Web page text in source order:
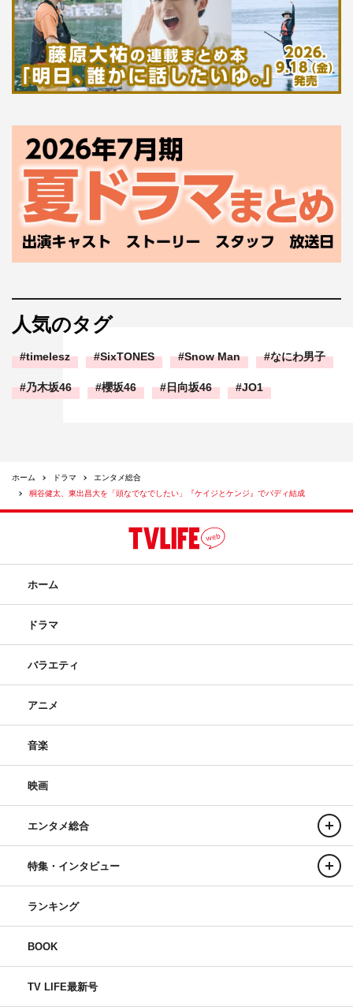
人気のタグ
timelesz SixTONES Snow Man なにわ男子
乃木坂46 櫻坂46 日向坂46 JO1
ホーム ドラマ
エンタメ総合
桐谷健太、東出昌大を「頭なでなでしたい」『ケイジとケンジ』でバディ結成
ホーム
ドラマ
バラエティ
アニメ
音楽
映画
エンタメ総合
特集・インタビュー
ランキング
BOOK
TV LIFE最新号